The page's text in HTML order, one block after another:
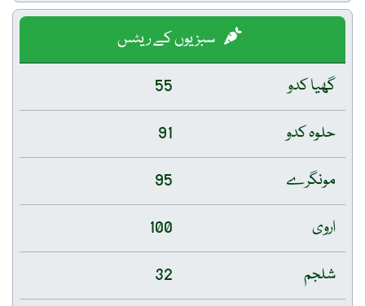
سبزیوں کے ریٹس
گھیا کدو
55
حلوہ کدو
91
مونگرے
95
اروی
100
شلجم
32